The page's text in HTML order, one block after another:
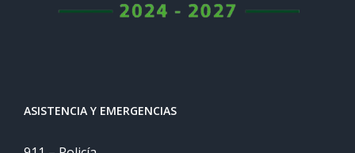
ASISTENCIA Y EMERGENCIAS